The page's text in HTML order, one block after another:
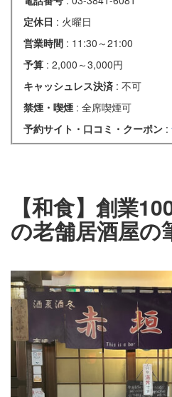
定休日 : 火曜日
営業時間 : 11:30～21:00
予算 : 2,000～3,000円
キャッシュレス決済 : 不可
禁煙・喫煙 : 全席喫煙可
予約サイト・口コミ・クーポン :
【和食】創業
の老舗居酒屋の